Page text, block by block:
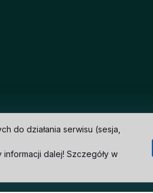
do działania serwisu (sesja,
dalej! Szczegóły w